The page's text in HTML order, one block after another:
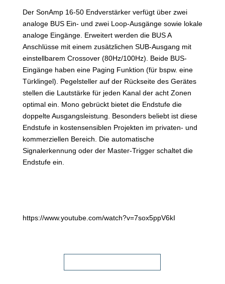
Der SonAmp 16-50 Endverstärker verfügt über zwei
analoge BUS Ein- und zwei Loop-Ausgänge sowie lokale
analoge Eingänge. Erweitert werden die BUS A
Anschlüsse mit einem zusätzlichen SUB-Ausgang mit
einstellbarem Crossover (80Hz/100Hz). Beide BUS-
Eingänge haben eine Paging Funktion (für bspw. eine
Türklingel). Pegelsteller auf der Rückseite des Gerätes
stellen die Lautstärke für jeden Kanal der acht Zonen
optimal ein. Mono gebrückt bietet die Endstufe die
doppelte Ausgangsleistung. Besonders beliebt ist diese
Endstufe in kostensensiblen Projekten im privaten- und
kommerziellen Bereich. Die automatische
Signalerkennung oder der Master-Trigger schaltet die
Endstufe ein.
https://www.youtube.com/watch?v=7sox5ppV6kI